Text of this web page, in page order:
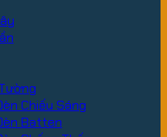
Chiếu Sáng
Batten